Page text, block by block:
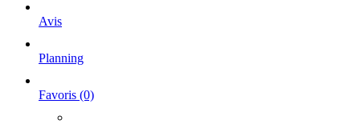
Avis
Planning
Favoris (0)